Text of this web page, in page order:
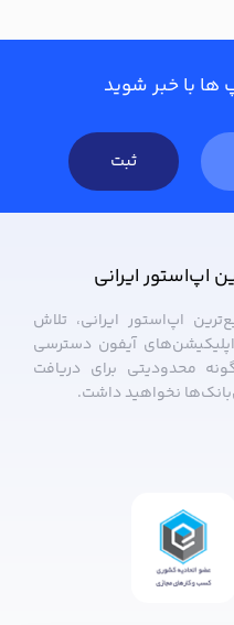
ها با خبر شوید
ثبت
اپ‌استور ایرانی
اپ‌استور ایرانی، تلاش
آیفون دسترسی
محدودیتی برای دریافت
نخواهید داشت.